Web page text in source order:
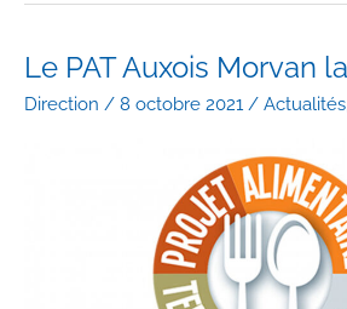
etLe PAT Auxois Morvan
Direction / 8 octobre 2021 / Actualités